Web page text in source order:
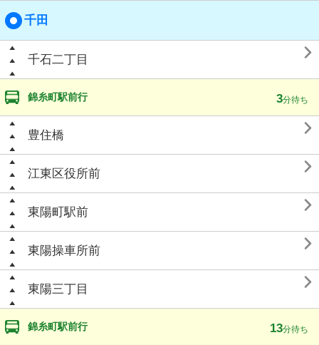
千田
千石二丁目 
錦糸町駅前行 3分待ち
豊住橋 
江東区役所前 
東陽町駅前 
東陽操車所前 
東陽三丁目 
錦糸町駅前行 13分待ち